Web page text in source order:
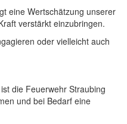
eine Wertschätzung unserer
verstärkt einzubringen.
oder vielleicht auch
die Feuerwehr Straubing
und bei Bedarf eine